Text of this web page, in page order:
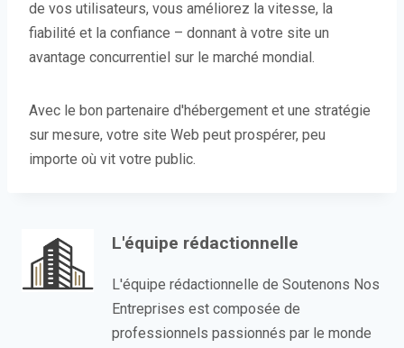
de vos utilisateurs, vous améliorez la vitesse, la
fiabilité et la confiance – donnant à votre site un
avantage concurrentiel sur le marché mondial.
Avec le bon partenaire d'hébergement et une stratégie
sur mesure, votre site Web peut prospérer, peu
importe où vit votre public.
L'équipe rédactionnelle
L'équipe rédactionnelle de Soutenons Nos
Entreprises est composée de
professionnels passionnés par le monde